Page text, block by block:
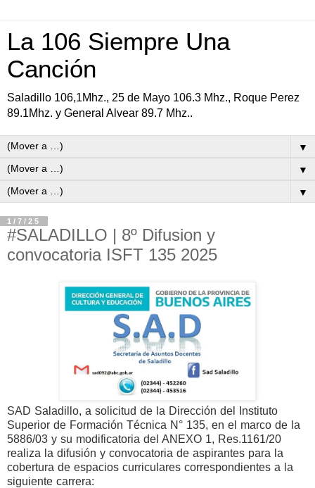
La 106 Siempre Una
Canción
Saladillo 106,1Mhz., 25 de Mayo 106.3 Mhz., Roque Perez
89.1Mhz. y General Alvear 89.7 Mhz..
▼
▼
▼
1/7/25
#SALADILLO | 8º Difusion y
convocatoria ISFT 135 2025
SAD Saladillo, a solicitud de l a Dirección del Instituto
Superior de Formación Técnica N° 135, en el marco de la
5886/03 y su modificatoria del ANEXO 1, Res.1161/20
realiza la difusión y convocatoria de aspirantes para la
cobertura de espacios curriculares correspondientes a la
siguiente carrera: